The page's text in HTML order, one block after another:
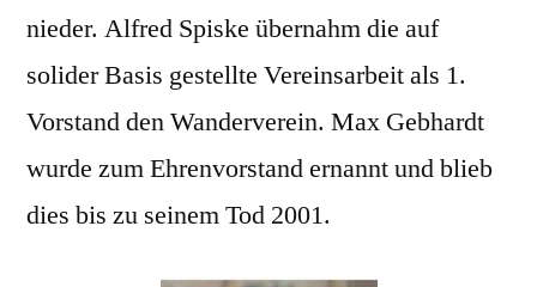
nieder. Alfred Spiske übernahm die auf
solider Basis gestellte Vereinsarbeit als 1.
Vorstand den Wanderverein. Max Gebhardt
wurde zum Ehrenvorstand ernannt und blieb
dies bis zu seinem Tod 2001.